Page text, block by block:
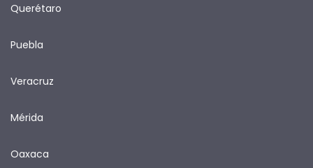
Querétaro
Puebla
Veracruz
Mérida
Oaxaca